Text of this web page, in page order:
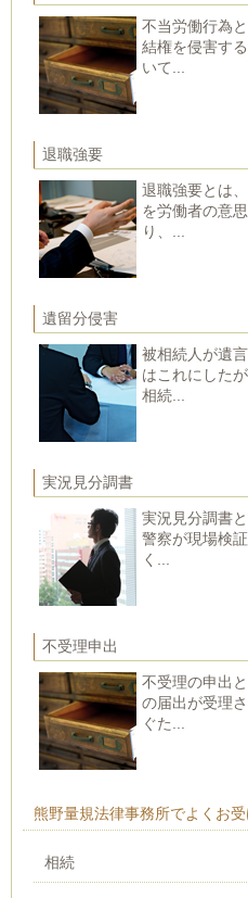
不当労働行為
結権を侵害す
いて...
退職強要
退職強要とは
を労働者の意
り、...
遺留分侵害
被相続人が遺
はこれにした
相続...
実況見分調書
実況見分調書
警察が現場検
く...
不受理申出
不受理の申出
の届出が受理
ぐた...
熊野量規法律事務所でよくお
相続